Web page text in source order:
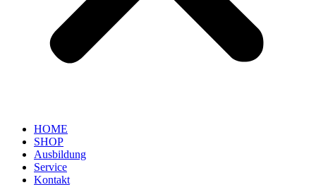
HOME
SHOP
Ausbildung
Service
Kontakt